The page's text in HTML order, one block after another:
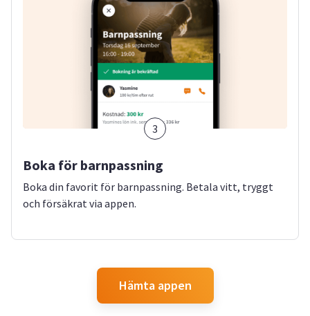
3
Boka för barnpassning
Boka din favorit för barnpassning. Betala vitt, tryggt
och försäkrat via appen.
Hämta appen